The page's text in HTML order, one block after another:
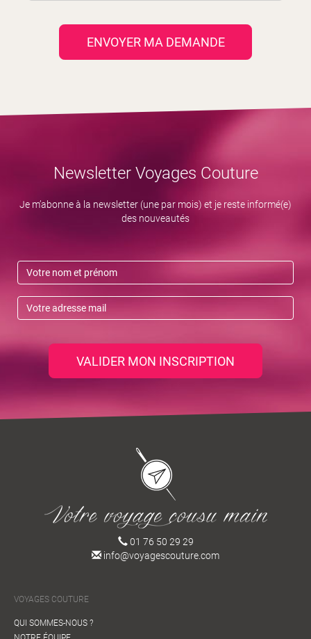
ENVOYER MA DEMANDE
Newsletter Voyages Couture
Je m’abonne à la newsletter (une par mois) et je reste informé(e)
des nouveautés
VALIDER MON INSCRIPTION
01 76 50 29 29
info@voyagescouture.com
VOYAGES COUTURE
QUI SOMMES-NOUS ?